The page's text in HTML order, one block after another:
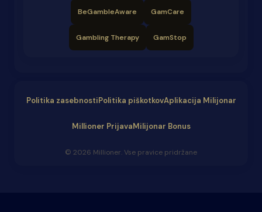
BeGambleAware GamCare
Gambling Therapy GamStop
Politika zasebnostiPolitika piškotkovAplikacija Milijonar
Millioner PrijavaMilijonar Bonus
© 2026 Millioner. Vse pravice pridržane